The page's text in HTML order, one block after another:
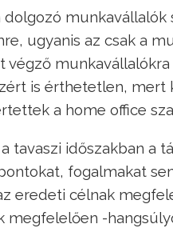
ugyanis az csak a
munkavállalókra
is érthetetlen, mert
a home office
tavaszi időszakban a
fogalmakat
eredeti célnak
-